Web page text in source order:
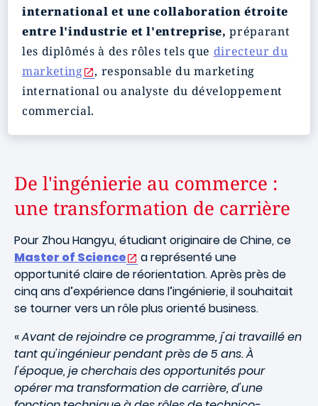
international et une collaboration étroite
entre l'industrie et l'entreprise, préparant
les diplômés à des rôles tels que directeur du
marketing
, responsable du marketing
international ou analyste du développement
commercial.
De l'ingénierie au commerce :
une transformation de carrière
Pour Zhou Hangyu, étudiant originaire de Chine, ce
Master of Science
a représenté une
opportunité claire de réorientation. Après près de
cinq ans d’expérience dans l’ingénierie, il souhaitait
se tourner vers un rôle plus orienté business.
«Avant de rejoindre ce programme, j'ai travaillé en
tant qu'ingénieur pendant près de 5 ans. À
l'époque, je cherchais des opportunités pour
opérer ma transformation de carrière, d'une